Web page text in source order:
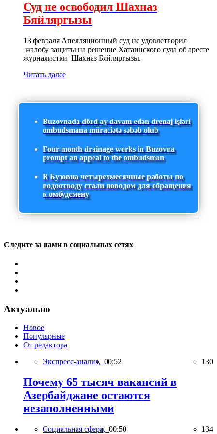
Суд не освободил Шахназ
Бяйляргызы
13 февраля Апелляционный суд не удовлетворил
жалобу защиты на решение Хатаинского суда об аресте
журналистки Шахназ Бяйляргызы.
Читать далее
Buzovnada dörd ay davam edən drenaj işləri
ombudsmana müraciətə səbəb olub
Four-month drainage works in Buzovna
prompt an appeal to the ombudsman
В Бузовна четырехмесячные работы по
водоотводу стали поводом для обращения
к омбудсмену
Следите за нами в социальных сетях
Актуально
Новое
Популярные
От редактора
Экспресс-анализ, 00:52 130
Почему 65 тысяч вакансий в
Азербайджане остаются
незаполненными
Социальная сфера, 00:50 134